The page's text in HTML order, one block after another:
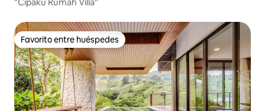
Favorito entre huéspedes
Favorito entre huéspedes